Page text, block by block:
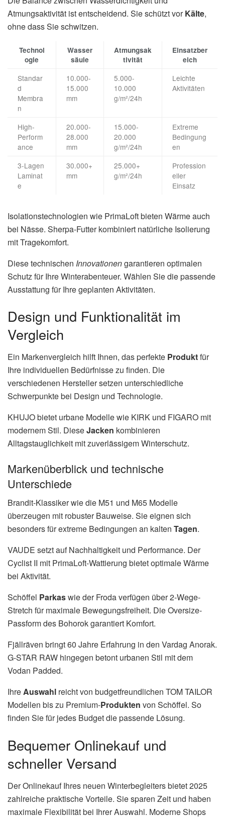
Atmungsaktivität ist entscheidend. Sie schützt vorKälte,
ohne dass Sie schwitzen.
Technol
ogie
Wasser
säule
Atmungsak
tivität
Einsatzber
eich
Standar
d
Membra
n
10.000-
15.000
mm
5.000-
10.000
g/m²/24h
Leichte
Aktivitäten
High-
Perform
ance
20.000-
28.000
mm
15.000-
20.000
g/m²/24h
Extreme
Bedingung
en
3-Lagen
Laminat
e
30.000+
mm
25.000+
g/m²/24h
Profession
eller
Einsatz
Isolationstechnologien wie PrimaLoft bieten Wärme auch
bei Nässe. Sherpa-Futter kombiniert natürliche Isolierung
mit Tragekomfort.
Diese technischen Innovationengarantieren optimalen
Schutz für Ihre Winterabenteuer. Wählen Sie die passende
Ausstattung für Ihre geplanten Aktivitäten.
Design und Funktionalität im
Vergleich
Ein Markenvergleich hilft Ihnen, das perfekte Produktfür
Ihre individuellen Bedürfnisse zu finden. Die
verschiedenen Hersteller setzen unterschiedliche
Schwerpunkte bei Design und Technologie.
KHUJO bietet urbane Modelle wie KIRK und FIGARO mit
modernem Stil. DieseJacken kombinieren
Alltagstauglichkeit mit zuverlässigem Winterschutz.
Markenüberblick und technische
Unterschiede
Brandit-Klassiker wie die M51 und M65 Modelle
überzeugen mit robuster Bauweise. Sie eignen sich
besonders für extreme Bedingungen an kalten Tagen.
VAUDE setzt auf Nachhaltigkeit und Performance. Der
Cyclist II mit PrimaLoft-Wattierung bietet optimale Wärme
bei Aktivität.
Schöffel Parkaswie der Froda verfügen über 2-Wege-
Stretch für maximale Bewegungsfreiheit. Die Oversize-
Passform des Bohorok garantiert Komfort.
Fjällräven bringt 60 Jahre Erfahrung in den Vardag Anorak.
G-STAR RAW hingegen betont urbanen Stil mit dem
Vodan Padded.
IhreAuswahl reicht von budgetfreundlichen TOM TAILOR
Modellen bis zu Premium-Produkten von Schöffel. So
finden Sie für jedes Budget die passende Lösung.
Bequemer Onlinekauf und
schneller Versand
Der Onlinekauf Ihres neuen Winterbegleiters bietet 2025
zahlreiche praktische Vorteile. Sie sparen Zeit und haben
maximale Flexibilität bei Ihrer Auswahl. Moderne Shops